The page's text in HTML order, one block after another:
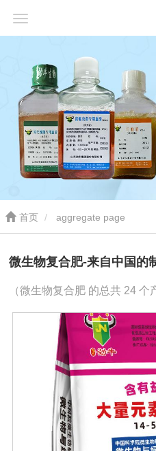
首页 aggregate page
微生物复合肥-来自中国的
（微生物复合肥 的总共 24 个